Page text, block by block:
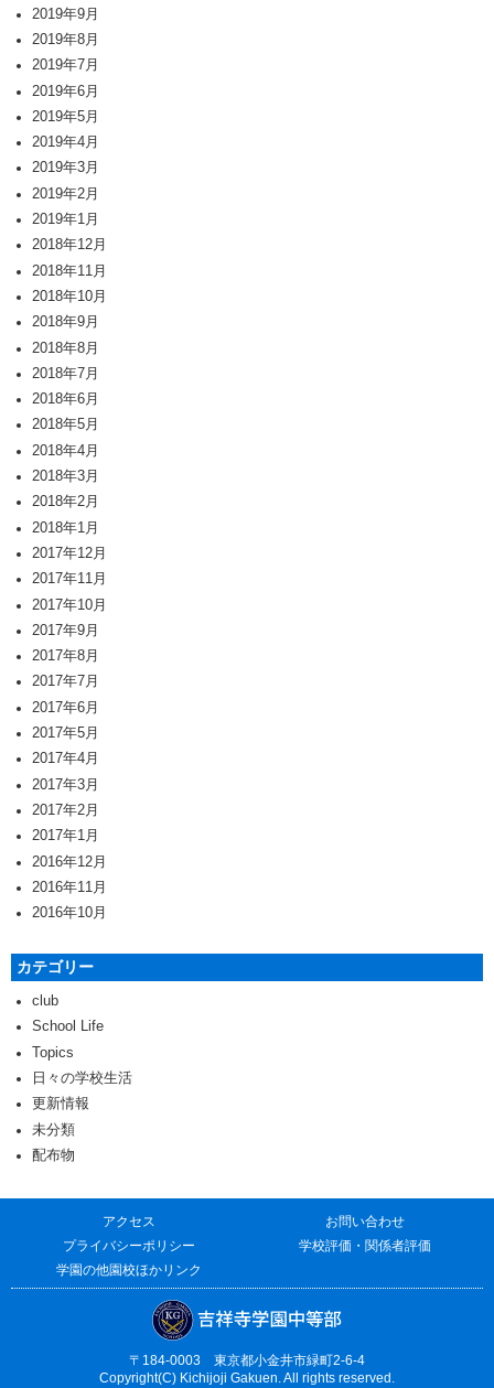
2019年9月
2019年8月
2019年7月
2019年6月
2019年5月
2019年4月
2019年3月
2019年2月
2019年1月
2018年12月
2018年11月
2018年10月
2018年9月
2018年8月
2018年7月
2018年6月
2018年5月
2018年4月
2018年3月
2018年2月
2018年1月
2017年12月
2017年11月
2017年10月
2017年9月
2017年8月
2017年7月
2017年6月
2017年5月
2017年4月
2017年3月
2017年2月
2017年1月
2016年12月
2016年11月
2016年10月
カテゴリー
club
School Life
Topics
日々の学校生活
更新情報
未分類
配布物
アクセス
お問い合わせ
プライバシーポリシー
学校評価・関係者評価
学園の他園校ほかリンク
〒184-0003 東京都小金井市緑町2-6-4
Copyright(C) Kichijoji Gakuen. All rights reserved.